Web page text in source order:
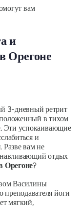
вам
и
Орегоне
3-дневный ретрит
в тихом
Эти успокаивающие
и
Разве вам не
отдых
Орегоне?
Василины
йоги
мягкий,